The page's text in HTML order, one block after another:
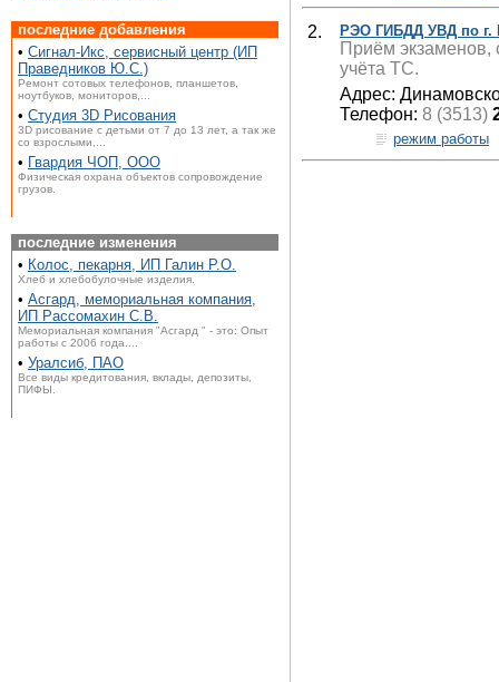
последние добавления
• Сигнал-Икс, сервисный центр (ИП
Праведников Ю.С.)
Ремонт сотовых телефонов, планшетов,
ноутбуков, мониторов,...
• Студия 3D Рисования
3D рисование с детьми от 7 до 13 лет, а так же
со взрослыми,...
• Гвардия ЧОП, ООО
Физическая охрана объектов сопровождение
грузов.
последние изменения
• Колос, пекарня, ИП Галин Р.О.
Хлеб и хлебобулочные изделия.
• Асгард, мемориальная компания,
ИП Рассомахин С.В.
Мемориальная компания "Асгард " - это: Опыт
работы с 2006 года....
• Уралсиб, ПАО
Все виды кредитования, вклады, депозиты,
ПИФЫ.
2. РЭО ГИБДД УВД по г.
Приём экзаменов,
учёта ТС.
Адрес:
Телефон: 8 (3513)
режим работы